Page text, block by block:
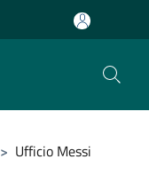
> Ufficio Messi